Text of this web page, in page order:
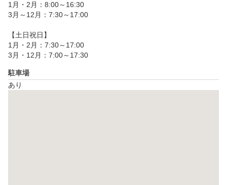
1月・2月：8:00～16:30
3月～12月：7:30～17:00
【土日祝日】
1月・2月：7:30～17:00
3月・12月：7:00～17:30
駐車場
あり